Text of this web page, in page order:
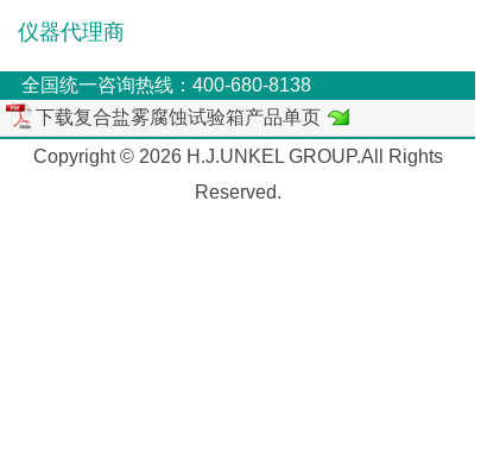
仪器代理商
全国统一咨询热线：400-680-8138
下载复合盐雾腐蚀试验箱产品单页
Copyright © 2026 H.J.UNKEL GROUP.All Rights
Reserved.